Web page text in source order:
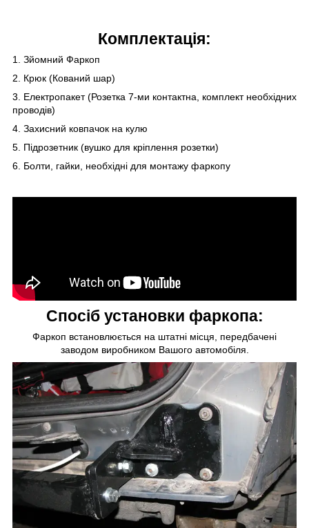
Комплектація:
1. Зйомний Фаркоп
2. Крюк (Кований шар)
3. Електропакет (Розетка 7-ми контактна, комплект необхідних
проводів)
4. Захисний ковпачок на кулю
5. Підрозетник (вушко для кріплення розетки)
6. Болти, гайки, необхідні для монтажу фаркопу
Спосіб установки фаркопа:
Фаркоп встановлюється на штатні місця, передбачені
заводом виробником Вашого автомобіля.